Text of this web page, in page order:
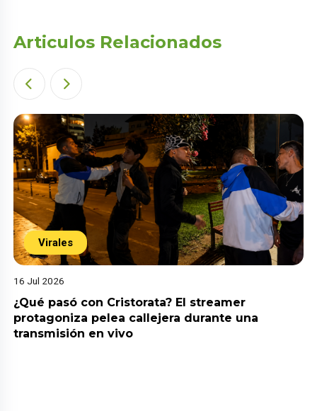
Articulos Relacionados
Virales
16 Jul 2026
¿Qué pasó con Cristorata? El streamer
protagoniza pelea callejera durante una
transmisión en vivo